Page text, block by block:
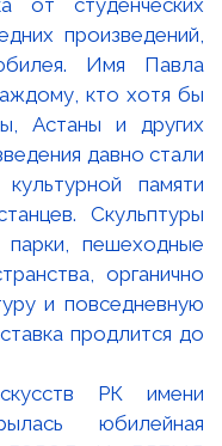
РК имени
юбилейная